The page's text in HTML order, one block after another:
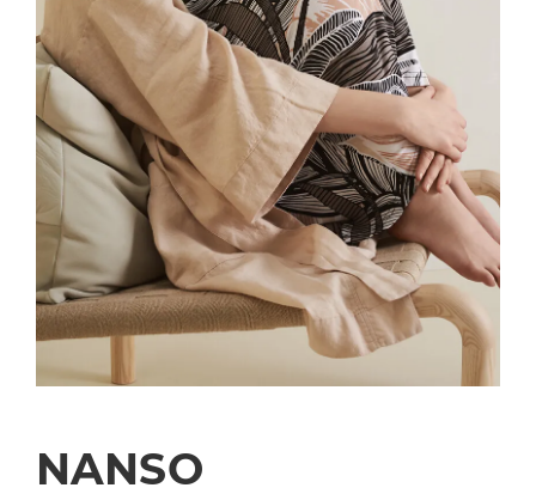
NANSO